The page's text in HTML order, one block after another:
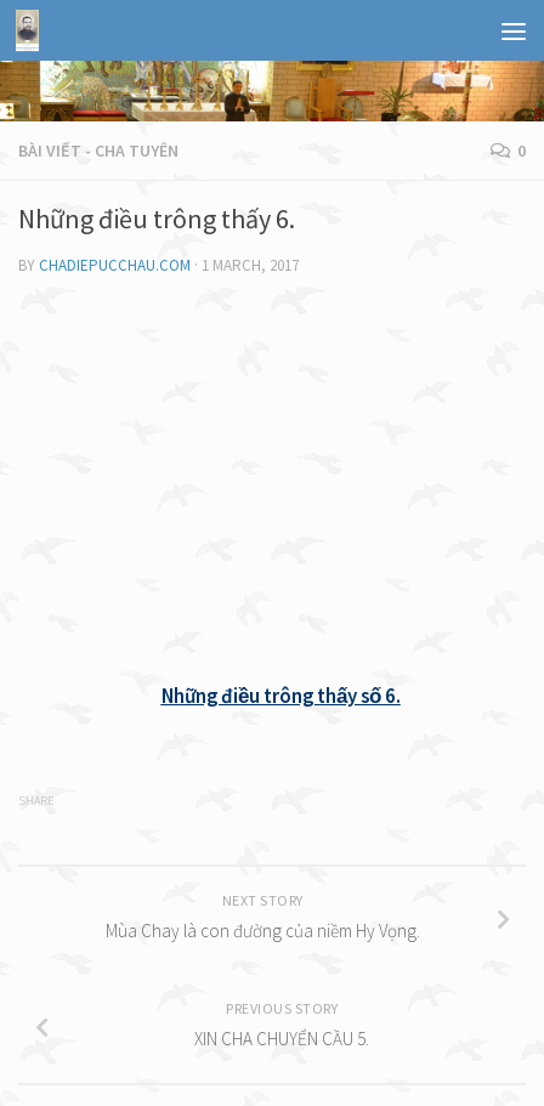
BÀI VIẾT - CHA TUYÊN 0
Những điều trông thấy 6.
BY CHADIEPUCCHAU.COM · 1 MARCH, 2017
Những điều trông thấy số 6.
SHARE
NEXT STORY
Mùa Chay là con đường của niềm Hy Vọng.
PREVIOUS STORY
XIN CHA CHUYỂN CẦU 5.